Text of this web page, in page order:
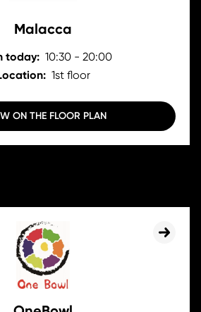
Malacca
today: 10:30 - 20:00
1st floor
ON THE FLOOR PLAN